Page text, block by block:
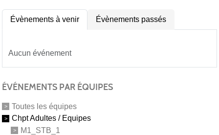
Évènements à venir Évènements passés
Aucun événement
ÉVÉNEMENTS PAR ÉQUIPES
Toutes les équipes
Chpt Adultes / Equipes
M1_STB_1